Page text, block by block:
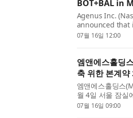
BOT+BAL in
Agenus Inc.
announced that
placement of
07월 16일 12:00
엠앤에스홀딩
축 위한 본계약
엠앤에스홀딩스
월 4일 서울 잠실
대와 안정적인 친
07월 16일 09:00